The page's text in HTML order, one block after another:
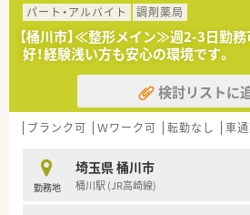
パート・アルバイト
調剤薬局
【桶川市】≪整形メイン≫週2-3日勤
好！経験浅い方も安心の環境です。
検討リストに
ブランク可 Ｗワーク可 転勤なし 車
勤務地
埼玉県 桶川市
桶川駅 (JR高崎線)